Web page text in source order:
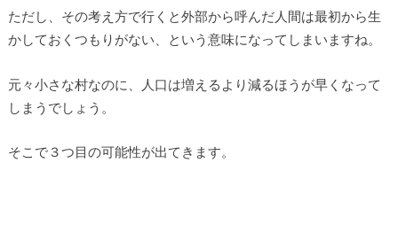
ただし、その考え方で行くと外部から呼んだ人間は最初から生
かしておくつもりがない、という意味になってしまいますね。
元々小さな村なのに、人口は増えるより減るほうが早くなって
しまうでしょう。
そこで３つ目の可能性が出てきます。